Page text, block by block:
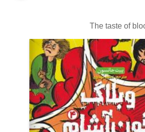
The taste of